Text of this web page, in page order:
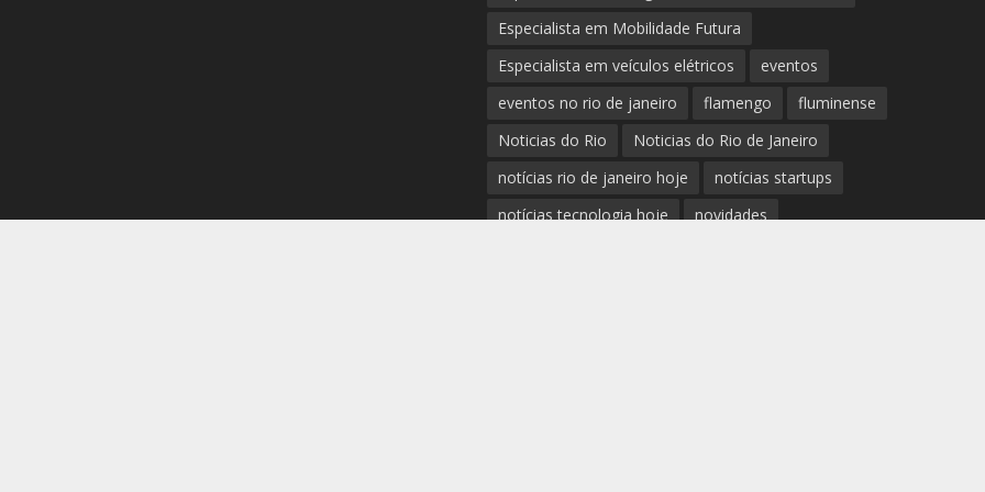
Especialista em Mobilidade Futura
Especialista em veículos elétricos
eventos
eventos no rio de janeiro
flamengo
fluminense
Noticias do Rio
Noticias do Rio de Janeiro
notícias rio de janeiro hoje
notícias startups
notícias tecnologia hoje
novidades